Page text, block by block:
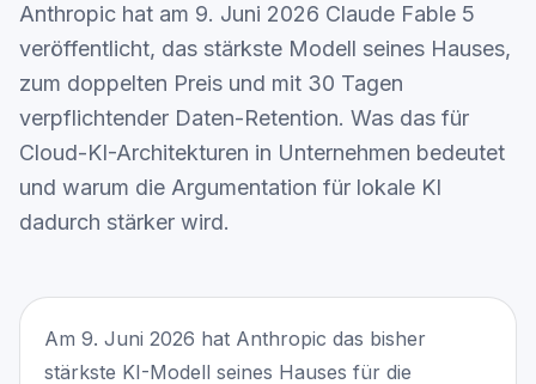
Kontakt
ENGLISH
Anthropic hat am 9. Juni 2026 Claude Fable 5
veröffentlicht, das stärkste Modell seines Hauses,
zum doppelten Preis und mit 30 Tagen
verpflichtender Daten-Retention. Was das für
Cloud-KI-Architekturen in Unternehmen bedeutet
und warum die Argumentation für lokale KI
dadurch stärker wird.
Am 9. Juni 2026 hat Anthropic das bisher
stärkste KI-Modell seines Hauses für die